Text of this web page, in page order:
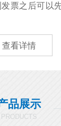
票之后可以
查看详情
品展示
PRODUCTS